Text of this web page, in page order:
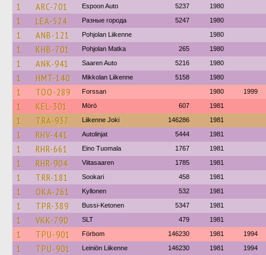
1 ARC-701 Espoon Auto 5237 1980
1 LEA-524 Разные города 5247 1980
1 ANB-121 Pohjolan Liikenne 1980
1 KHB-701 Pohjolan Matka 265 1980
1 ANK-941 Saaren Auto 5216 1980
1 HMT-140 Mikkolan Liikenne 5158 1980
1 TOO-289 Forssan 1980 1999
1 KEL-301 Mörö 607 1981
1 TRA-937 Liikenne Joki 146286 1981
1 RHV-441 Autolinjat 5444 1981
1 RHR-661 Eino Tuomala 1767 1981
1 RHR-904 Viitasaaren 1785 1981
1 TRR-181 Sookari 458 1981
1 OKA-261 Kyllonen 532 1981
1 TPR-389 Bussi-Ketonen 5347 1981
1 VKK-790 SLT 479 1981
1 TPU-901 Förbom 146230 1981 1994
1 TPU-901 Leiniön Liikenne 146230 1981 1994